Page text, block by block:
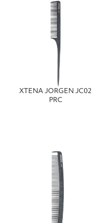
XTENA JORGEN JC02
PRC